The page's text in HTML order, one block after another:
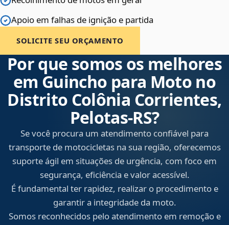
Apoio em falhas de ignição e partida
SOLICITE SEU ORÇAMENTO
Por que somos os melhores
em Guincho para Moto no
Distrito Colônia Corrientes,
Pelotas‑RS?
Se você procura um atendimento confiável para
transporte de motocicletas na sua região, oferecemos
suporte ágil em situações de urgência, com foco em
segurança, eficiência e valor acessível.
É fundamental ter rapidez, realizar o procedimento e
garantir a integridade da moto.
Somos reconhecidos pelo atendimento em remoção e